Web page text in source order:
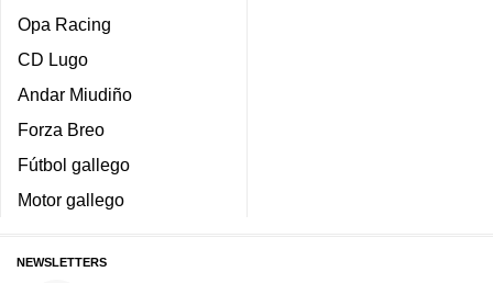
Opa Racing
CD Lugo
Andar Miudiño
Forza Breo
Fútbol gallego
Motor gallego
NEWSLETTERS